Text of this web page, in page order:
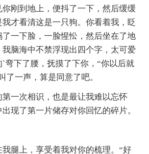
刚到地上，便抖了一下，然后缓缓
才看清这是一只狗。你看着我，眨
一下脸，一脸惺忪，然后坐在了地
我脑海中不禁浮现出四个字，太可爱
弯下了腰，抚摸了下你，“你以后就
了一声，算是同意了吧。
一次相识，也是最让我难以忘怀
现了第一片储存对你回忆的碎片。
腿上，享受着我对你的梳理。“好